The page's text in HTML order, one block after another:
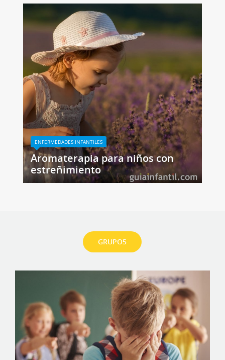
ENFERMEDADES INFANTILES
Aromaterapia para niños con
estreñimiento
GRUPO5